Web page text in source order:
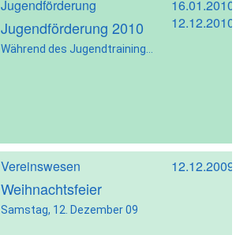
Jugendförderung
Jugendförderung 2010
12.12.2010
Vereinswesen
Weihnachtsfeier
Samstag, 12. Dezember 09